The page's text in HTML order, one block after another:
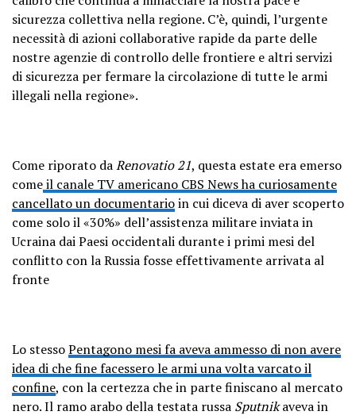
sicurezza collettiva nella regione. C’è, quindi, l’urgente
necessità di azioni collaborative rapide da parte delle
nostre agenzie di controllo delle frontiere e altri servizi
di sicurezza per fermare la circolazione di tutte le armi
illegali nella regione».
Come riporato daRenovatio 21, questa estate era emerso
comeil canale TV americano CBS News ha curiosamente
cancellato un documentarioin cui diceva di aver scoperto
come solo il «30%» dell’assistenza militare inviata in
Ucraina dai Paesi occidentali durante i primi mesi del
conflitto con la Russia fosse effettivamente arrivata al
fronte
Lo stessoPentagono mesi fa aveva ammesso di non avere
idea di che fine facessero le armi una volta varcato il
confine, con la certezza che in parte finiscano al mercato
nero. Il ramo arabo della testata russa Sputnikaveva in